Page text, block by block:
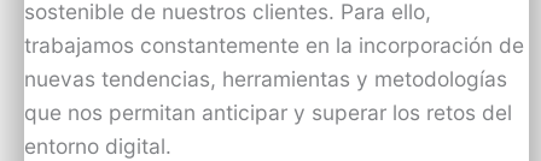
sostenible de nuestros clientes. Para ello,
trabajamos constantemente en la incorporación de
nuevas tendencias, herramientas y metodologías
que nos permitan anticipar y superar los retos del
entorno digital.